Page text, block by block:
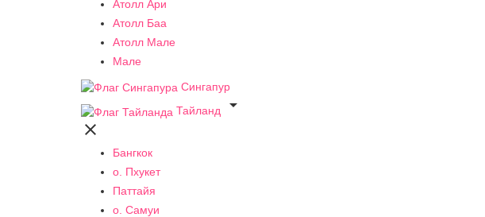
Атолл Ари
Атолл Баа
Атолл Мале
Мале
Сингапур
Тайланд


Бангкок
о. Пхукет
Паттайя
о. Самуи